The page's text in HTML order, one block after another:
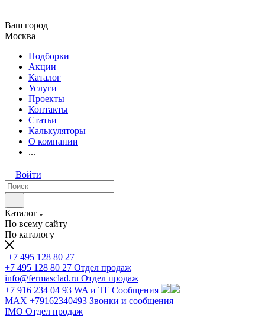
Ваш город
Москва
Подборки
Акции
Каталог
Услуги
Проекты
Контакты
Статьи
Калькуляторы
О компании
...
Войти
Каталог
По всему сайту
По каталогу
+7 495 128 80 27
+7 495 128 80 27 Отдел продаж
info@fermasclad.ru Отдел продаж
+7 916 234 04 93 WA и ТГ Сообщения
MAX +79162340493 Звонки и сообщения
IMO Отдел продаж